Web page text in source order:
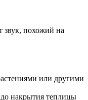
звук, похожий на
или другими
накрытия теплицы